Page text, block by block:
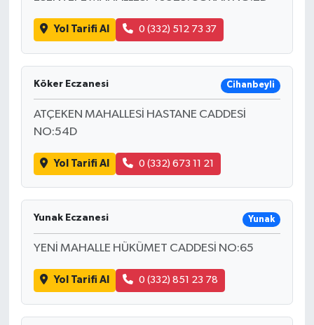
Yol Tarifi Al 0 (332) 512 73 37
Köker Eczanesi Cihanbeyli
ATÇEKEN MAHALLESİ HASTANE CADDESİ
NO:54D
Yol Tarifi Al 0 (332) 673 11 21
Yunak Eczanesi Yunak
YENİ MAHALLE HÜKÜMET CADDESİ NO:65
Yol Tarifi Al 0 (332) 851 23 78